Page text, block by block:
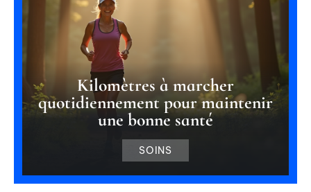
Kilomètres à marcher
quotidiennement pour maintenir
une bonne santé
SOINS